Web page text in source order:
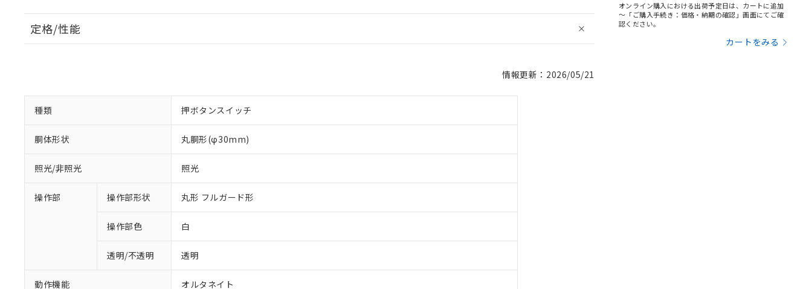
定格/性能
情報更新：2026/05/21
種類 押ボタンスイッチ
胴体形状 丸胴形(φ30mm)
照光/非照光 照光
操作部 操作部形状 丸形 フルガード形
操作部色 白
透明/不透明 透明
動作機能 オルタネイト
オンライン購入における出荷予定日は、カートに追加
～「ご購入手続き：価格・納期の確認」画面にてご確
認ください。
カートをみる